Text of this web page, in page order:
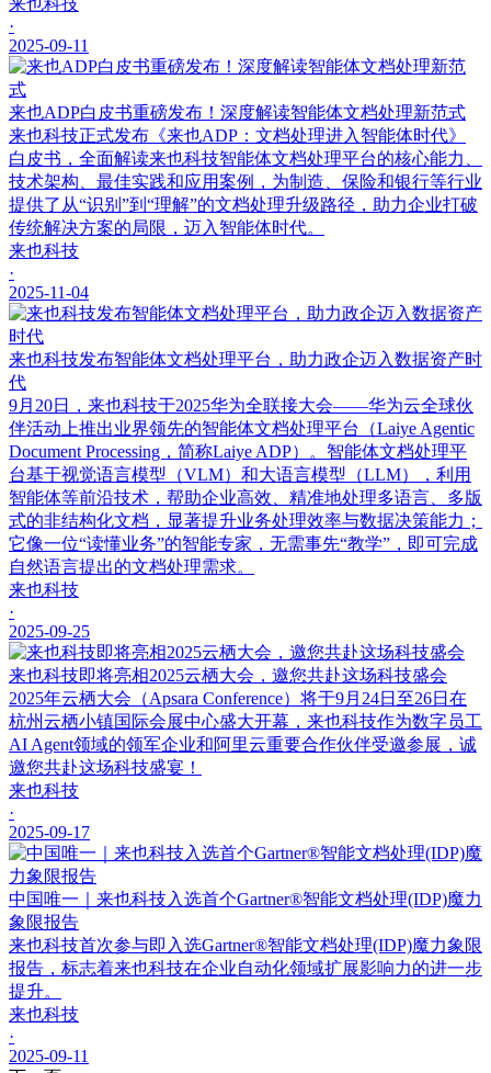
来也科技
·
2025-09-11
来也ADP白皮书重磅发布！深度解读智能体文档处理新范式
来也科技正式发布《来也ADP：文档处理进入智能体时代》
白皮书，全面解读来也科技智能体文档处理平台的核心能力、
技术架构、最佳实践和应用案例，为制造、保险和银行等行业
提供了从“识别”到“理解”的文档处理升级路径，助力企业打破
传统解决方案的局限，迈入智能体时代。
来也科技
·
2025-11-04
来也科技发布智能体文档处理平台，助力政企迈入数据资产时
代
9月20日，来也科技于2025华为全联接大会——华为云全球伙
伴活动上推出业界领先的智能体文档处理平台（Laiye Agentic
Document Processing，简称Laiye ADP）。智能体文档处理平
台基于视觉语言模型（VLM）和大语言模型（LLM），利用
智能体等前沿技术，帮助企业高效、精准地处理多语言、多版
式的非结构化文档，显著提升业务处理效率与数据决策能力；
它像一位“读懂业务”的智能专家，无需事先“教学”，即可完成
自然语言提出的文档处理需求。
来也科技
·
2025-09-25
来也科技即将亮相2025云栖大会，邀您共赴这场科技盛会
2025年云栖大会（Apsara Conference）将于9月24日至26日在
杭州云栖小镇国际会展中心盛大开幕，来也科技作为数字员工
AI Agent领域的领军企业和阿里云重要合作伙伴受邀参展，诚
邀您共赴这场科技盛宴！
来也科技
·
2025-09-17
中国唯一｜来也科技入选首个Gartner®智能文档处理(IDP)魔力
象限报告
来也科技首次参与即入选Gartner®智能文档处理(IDP)魔力象限
报告，标志着来也科技在企业自动化领域扩展影响力的进一步
提升。
来也科技
·
2025-09-11